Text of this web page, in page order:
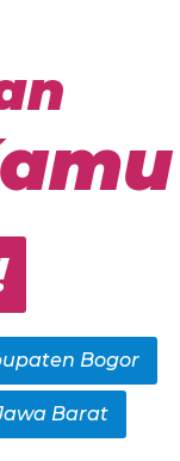
Bogor
Barat